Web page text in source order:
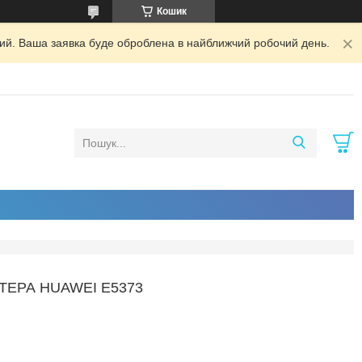
Кошик
Ваша заявка буде оброблена в найближчий робочий день.
HUAWEI E5373